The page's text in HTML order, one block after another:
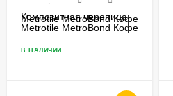
Композитная черепица
Metrotile MetroBond Кофе
В НАЛИЧИИ